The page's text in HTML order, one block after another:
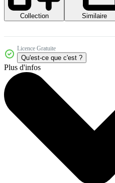
Collection
Similaire
Licence Gratuite
Qu'est-ce que c'est ?
Plus d'infos